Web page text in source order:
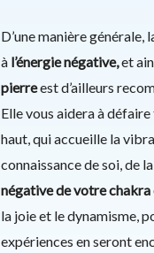
D’une manière générale,
à l’énergie négative,et
pierreest d’ailleurs
Elle vous aidera à
haut, qui accueille la
connaissance de soi, de
négative de votre chakra
la joie et le dynamisme,
expériences en seront